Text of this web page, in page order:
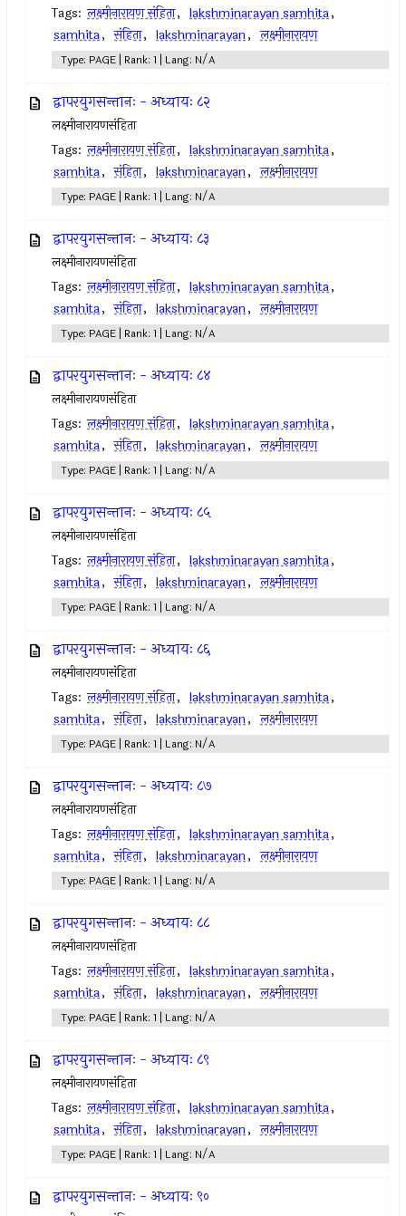
Tags: लक्ष्मीनारायण संहिता, lakshminarayan samhita,
samhita, संहिता, lakshminarayan, लक्ष्मीनारायण
Type: PAGE | Rank: 1 | Lang: N/A
द्वापरयुगसन्तानः - अध्यायः ८२
लक्ष्मीनारायणसंहिता
Tags: लक्ष्मीनारायण संहिता, lakshminarayan samhita,
samhita, संहिता, lakshminarayan, लक्ष्मीनारायण
Type: PAGE | Rank: 1 | Lang: N/A
द्वापरयुगसन्तानः - अध्यायः ८३
लक्ष्मीनारायणसंहिता
Tags: लक्ष्मीनारायण संहिता, lakshminarayan samhita,
samhita, संहिता, lakshminarayan, लक्ष्मीनारायण
Type: PAGE | Rank: 1 | Lang: N/A
द्वापरयुगसन्तानः - अध्यायः ८४
लक्ष्मीनारायणसंहिता
Tags: लक्ष्मीनारायण संहिता, lakshminarayan samhita,
samhita, संहिता, lakshminarayan, लक्ष्मीनारायण
Type: PAGE | Rank: 1 | Lang: N/A
द्वापरयुगसन्तानः - अध्यायः ८५
लक्ष्मीनारायणसंहिता
Tags: लक्ष्मीनारायण संहिता, lakshminarayan samhita,
samhita, संहिता, lakshminarayan, लक्ष्मीनारायण
Type: PAGE | Rank: 1 | Lang: N/A
द्वापरयुगसन्तानः - अध्यायः ८६
लक्ष्मीनारायणसंहिता
Tags: लक्ष्मीनारायण संहिता, lakshminarayan samhita,
samhita, संहिता, lakshminarayan, लक्ष्मीनारायण
Type: PAGE | Rank: 1 | Lang: N/A
द्वापरयुगसन्तानः - अध्यायः ८७
लक्ष्मीनारायणसंहिता
Tags: लक्ष्मीनारायण संहिता, lakshminarayan samhita,
samhita, संहिता, lakshminarayan, लक्ष्मीनारायण
Type: PAGE | Rank: 1 | Lang: N/A
द्वापरयुगसन्तानः - अध्यायः ८८
लक्ष्मीनारायणसंहिता
Tags: लक्ष्मीनारायण संहिता, lakshminarayan samhita,
samhita, संहिता, lakshminarayan, लक्ष्मीनारायण
Type: PAGE | Rank: 1 | Lang: N/A
द्वापरयुगसन्तानः - अध्यायः ८९
लक्ष्मीनारायणसंहिता
Tags: लक्ष्मीनारायण संहिता, lakshminarayan samhita,
samhita, संहिता, lakshminarayan, लक्ष्मीनारायण
Type: PAGE | Rank: 1 | Lang: N/A
द्वापरयुगसन्तानः - अध्यायः ९०